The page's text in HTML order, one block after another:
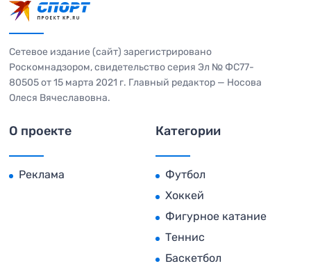
Сетевое издание (сайт) зарегистрировано
Роскомнадзором, свидетельство серия Эл № ФС77-
80505 от 15 марта 2021 г. Главный редактор — Носова
Олеся Вячеславовна.
О проекте
Реклама
Категории
Футбол
Хоккей
Фигурное катание
Теннис
Баскетбол